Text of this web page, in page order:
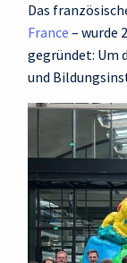
Das
France – wurde
gegründet: Um
und